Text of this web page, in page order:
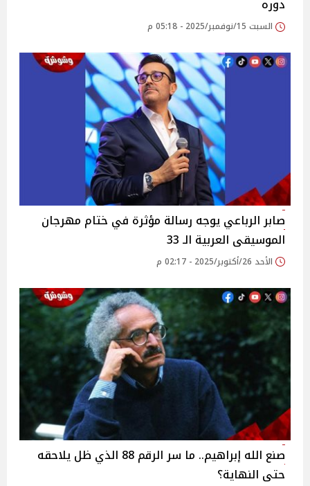
دوره
السبت 15/نوفمبر/2025 - 05:18 م
صابر الرباعي يوجه رسالة مؤثرة في ختام مهرجان
الموسيقى العربية الـ 33
الأحد 26/أكتوبر/2025 - 02:17 م
صنع الله إبراهيم.. ما سر الرقم 88 الذي ظل يلاحقه
حتى النهاية؟